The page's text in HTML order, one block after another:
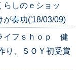
らしのｅショッ
が奏功('18/03/09)
イフｓｈｏｐ 健
り、ＳＯＹ初受賞